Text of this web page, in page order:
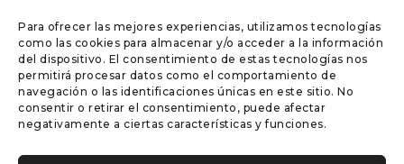
Para ofrecer las mejores experiencias, utilizamos tecnologías
como las cookies para almacenar y/o acceder a la información
del dispositivo. El consentimiento de estas tecnologías nos
permitirá procesar datos como el comportamiento de
navegación o las identificaciones únicas en este sitio. No
consentir o retirar el consentimiento, puede afectar
negativamente a ciertas características y funciones.
Muebles hechos a medida
Inicio